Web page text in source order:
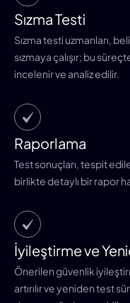
Sızma Testi
Sızma testi uzmanları,
sızmaya çalışır; bu
incelenir ve analiz edilir.
Raporlama
Test sonuçları, tespit
birlikte detaylı bir rapor
İyileştirme ve
Önerilen güvenlik
artırılır ve yeniden test